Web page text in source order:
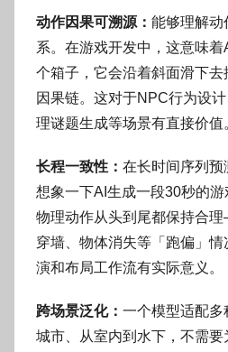
动作因果可溯源： 能够理解动
系。在游戏开发中，这意味
个箱子，它会沿着斜面滑下
因果链。这对于NPC行为设
理谜题生成等场景有直接价值
长程一致性： 在长时间序列预
想象一下AI生成一段30秒的
物理动作从头到尾都保持合
穿墙、物体消失等「跑偏」
演和布局工作流有实际意义。
跨场景泛化： 一个模型适配多
城市、从室内到水下，不需